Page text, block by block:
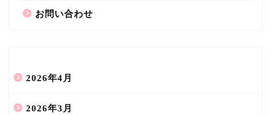
お問い合わせ
2026年4月
2026年3月